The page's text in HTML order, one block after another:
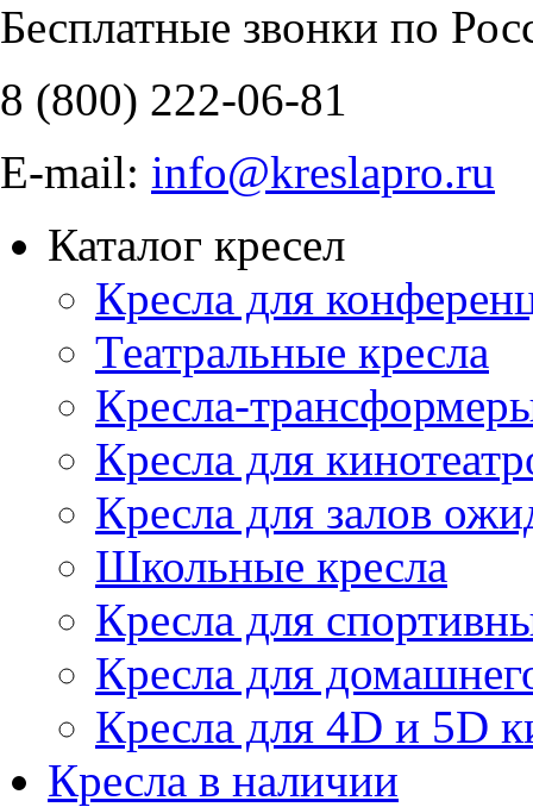
Бесплатные звонки по
8 (800) 222-06-81
E-mail: info@kreslapro.ru
Каталог кресел
Кресла для
Театральные кресла
Кресла-
Кресла для
Кресла для залов
Школьные кресла
Кресла для
Кресла для
Кресла для 4D и 5D
Кресла в наличии